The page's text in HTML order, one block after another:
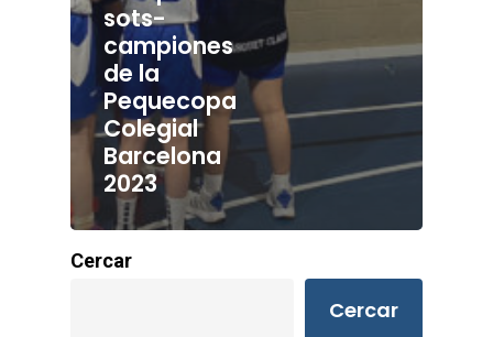
sots-
campiones
de la
Pequecopa
Colegial
Barcelona
2023
Cercar
Cercar